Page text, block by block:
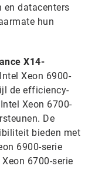
en datacenters
hun
X14-
Xeon 6900-
de efficiency-
Xeon 6700-
De
bieden met
6900-serie
6700-serie